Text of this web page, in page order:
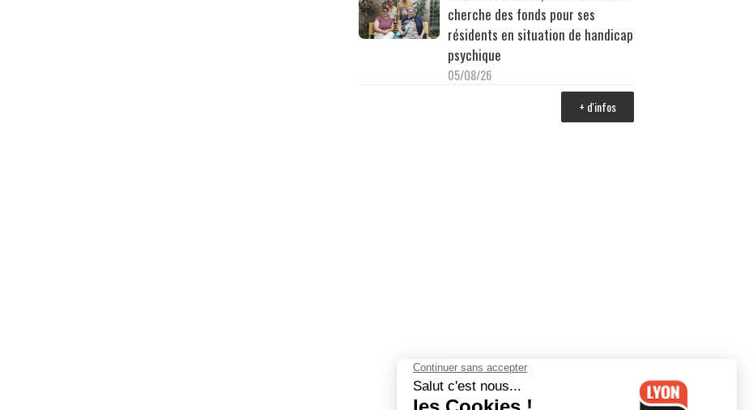
cherche des fonds pour ses
résidents en situation de handicap
psychique
05/08/26
+ d'infos